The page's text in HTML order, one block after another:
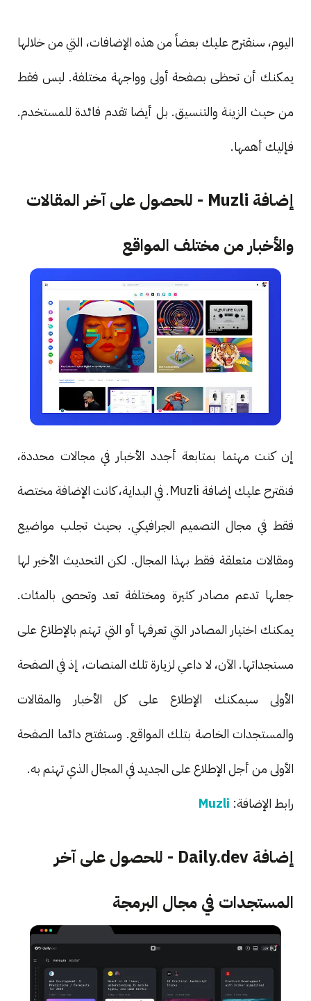
اليوم، سنقترح عليك بعضاً من هذه الإضافات، التي من خلالها
يمكنك أن تحظى بصفحة أولى وواجهة مختلفة. ليس فقط
من حيث الزينة والتنسيق. بل أيضا تقدم فائدة للمستخدم.
فإليك أهمها.
إضافة Muzli - للحصول على آخر المقالات
والأخبار من مختلف المواقع
إن كنت مهتما بمتابعة أجدد الأخبار في مجالات محددة،
فنقترح عليك إضافة Muzli. في البداية، كانت الإضافة مختصة
فقط في مجال التصميم الجرافيكي. بحيث تجلب مواضيع
ومقالات متعلقة فقط بهذا المجال. لكن التحديث الأخير لها
جعلها تدعم مصادر كثيرة ومختلفة تعد وتحصى بالمئات.
يمكنك اختيار المصادر التي تعرفها أو التي تهتم بالإطلاع على
مستجداتها. الآن، لا داعي لزيارة تلك المنصات، إذ في الصفحة
الأولى سيمكنك الإطلاع على كل الأخبار والمقالات
والمستجدات الخاصة بتلك المواقع. وستفتح دائما الصفحة
الأولى من أجل الإطلاع على الجديد في المجال الذي تهتم به.
رابط الإضافة: Muzli
إضافة Daily.dev - للحصول على آخر
المستجدات في مجال البرمجة